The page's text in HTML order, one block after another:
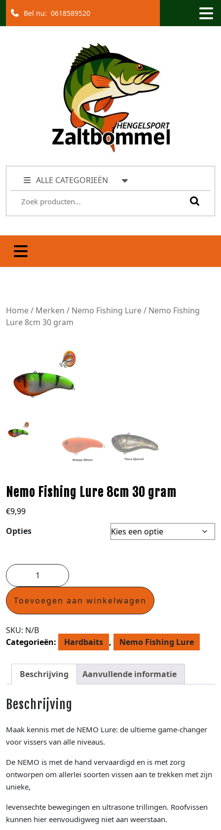
Bel nu: 0618589520
ALLE CATEGORIEËN
Home/ Merken / Nemo Fishing Lure/ Nemo Fishing
Lure 8cm 30 gram
Nemo Fishing Lure 8cm 30 gram
€9,99
Opties
Toevoegen aan winkelwagen
SKU: N/B
Categorieën:
Hardbaits , Nemo Fishing Lure
Beschrijving Aanvullende informatie
Beschrijving
Maak kennis met de NEMO Lure: de ultieme game-changer
voor vissers van alle niveaus.
De NEMO is met de hand vervaardigd en is met zorg
ontworpen om allerlei soorten vissen aan te trekken met zijn
unieke,
levensechte bewegingen en ultrasone trillingen. Roofvissen
kunnen hier eenvoudigweg niet aan weerstaan.